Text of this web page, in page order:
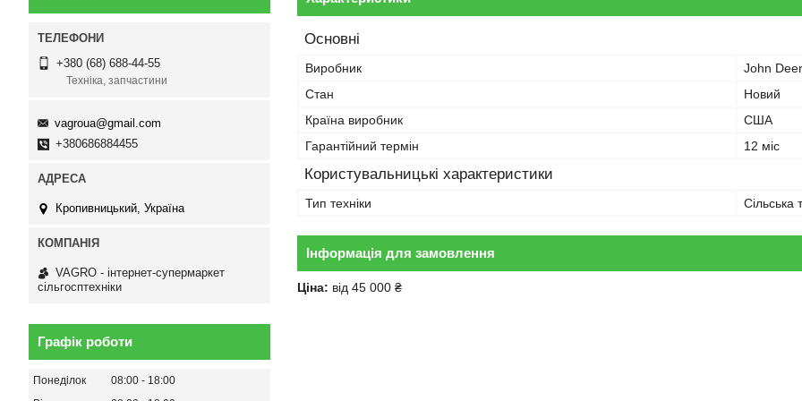
Основні
Виробник
John
Стан
Новий
Країна виробник
США
Гарантійний термін
12 міс
Користувальницькі характеристики
Тип техніки Сільська
Інформація для замовлення
Ціна: від 45 000 ₴
+380 (68) 688-44-55
Техніка, запчастини
vagroua@gmail.com
+380686884455
Кропивницький, Україна
VAGRO - інтернет-супермаркет
сільгосптехніки
Графік роботи
Понеділок 08:00
18:00